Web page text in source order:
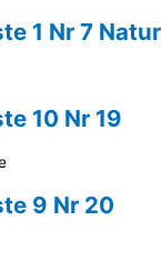
1 Nr 7 Natur
10 Nr 19
9 Nr 20